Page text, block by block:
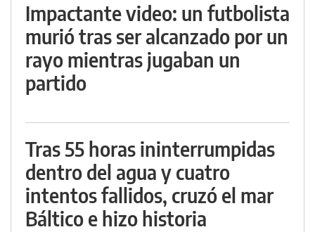
Impactante video: un futbolista
murió tras ser alcanzado por un
rayo mientras jugaban un
partido
Tras 55 horas ininterrumpidas
dentro del agua y cuatro
intentos fallidos, cruzó el mar
Báltico e hizo historia